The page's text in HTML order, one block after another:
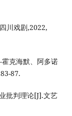
川戏剧,2022,
克海默、阿多诺
87.
批判理论[J].文艺